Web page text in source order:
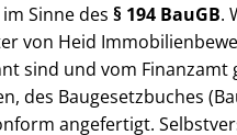
im Sinne des§ 194 BauGB.
von Heid
sind und vom Finanzamt
des Baugesetzbuches
angefertigt.